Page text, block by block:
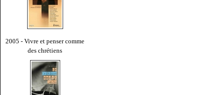
2005 - Vivre et penser comme
des chrétiens